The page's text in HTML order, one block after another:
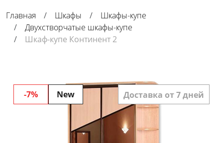
Главная Шкафы
Шкафы-купе
Двухстворчатые шкафы-купе
Шкаф-купе Континент 2
-7% New Доставка от 7 дней